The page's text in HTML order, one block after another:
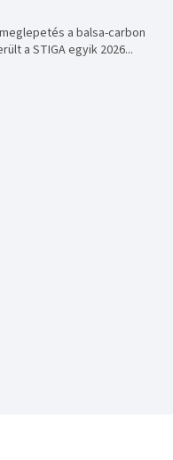
a balsa-carbon
a STIGA egyik 2026...